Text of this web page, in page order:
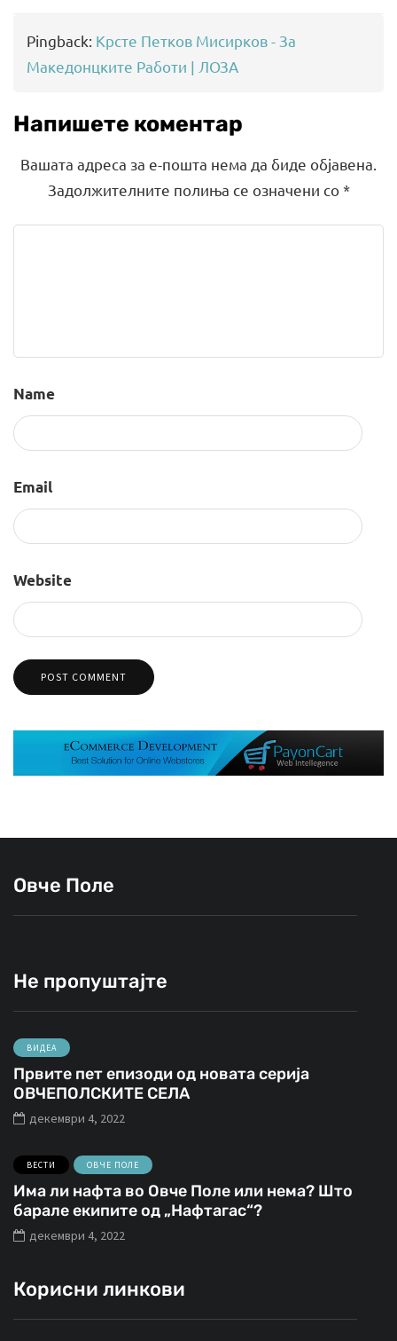
Pingback: Крсте Петков Мисирков - За
Македонцките Работи | ЛОЗА
Напишете коментар
Вашата адреса за е-пошта нема да биде објавена.
Задолжителните полиња се означени со*
Name
Email
Website
Овче Поле
Не пропуштајте
ВИДЕА
Првите пет епизоди од новата серија
ОВЧЕПОЛСКИТЕ СЕЛА
декември 4, 2022
ВЕСТИ ОВЧЕ ПОЛЕ
Има ли нафта во Овче Поле или нема? Што
барале екипите од „Нафтагас“?
декември 4, 2022
Корисни линкови